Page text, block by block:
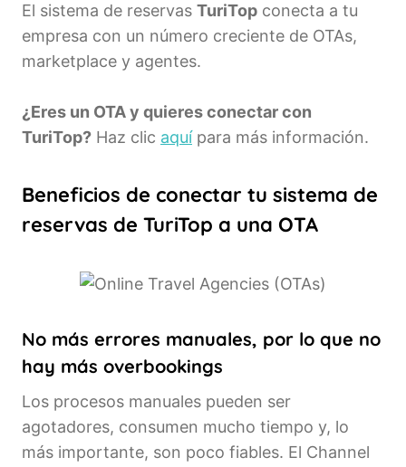
El sistema de reservas TuriTop conecta a tu
empresa con un número creciente de OTAs,
marketplace y agentes.
¿Eres un OTA y quieres conectar con
TuriTop? Haz clic aquípara más información.
Beneficios de conectar tu sistema de
reservas de TuriTop a una OTA
No más errores manuales, por lo que no
hay más overbookings
Los procesos manuales pueden ser
agotadores, consumen mucho tiempo y, lo
más importante, son poco fiables. El Channel